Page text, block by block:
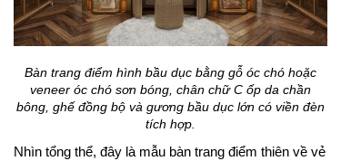
Bàn trang điểm hình bầu dục bằng gỗ óc chó hoặc
veneer óc chó sơn bóng, chân chữ C ốp da chần
bông, ghế đồng bộ và gương bầu dục lớn có viền đèn
tích hợp.
Nhìn tổng thể, đây là mẫu bàn trang điểm thiên về vẻ